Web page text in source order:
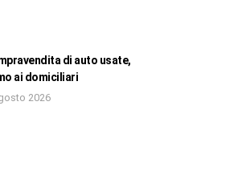
di auto usate,
ai domiciliari
2026